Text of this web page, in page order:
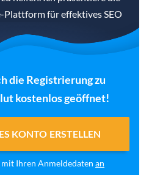
für effektives SEO
die Registrierung zu
kostenlos geöffnet!
KONTO ERSTELLEN
mit Ihren Anmeldedaten an